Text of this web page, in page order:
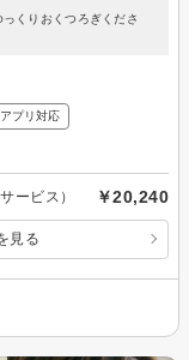
くりおくつろぎくださ
プリ対応
ービス） ￥20,240
見る